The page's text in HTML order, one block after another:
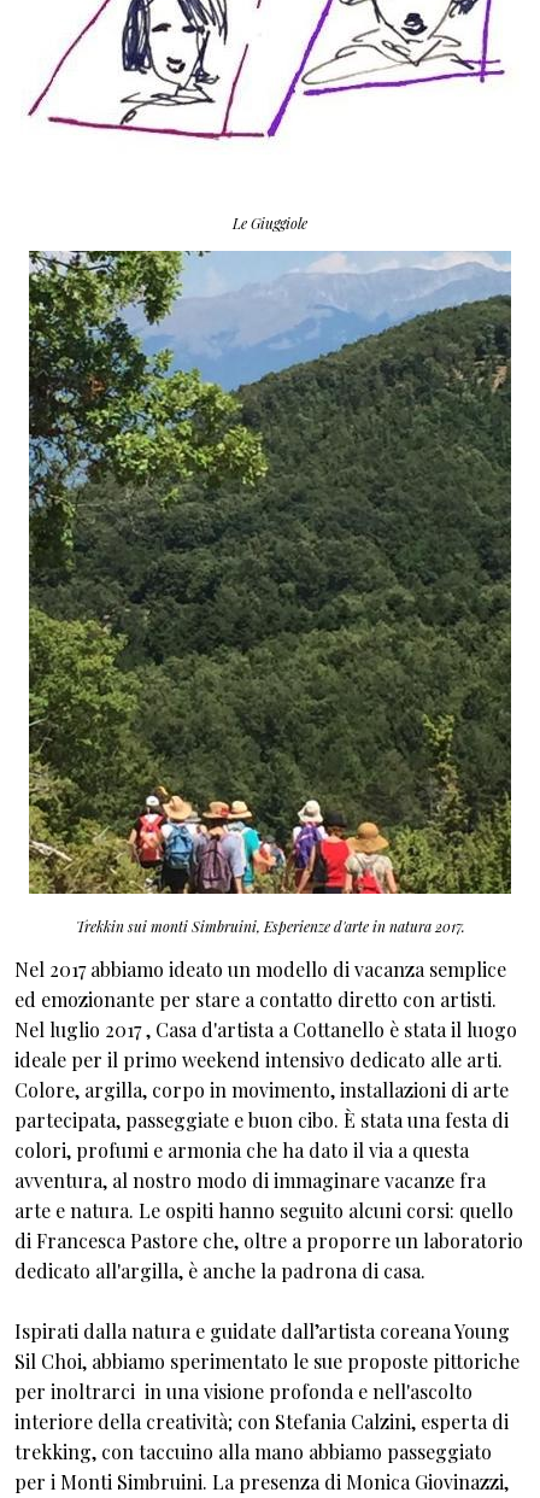
Le Giuggiole
Trekkin sui monti Simbruini, Esperienze d'arte in natura 2017.
Nel 2017 abbiamo ideato un modello di vacanza semplice
ed emozionante per stare a contatto diretto con artisti.
Nel luglio 2017 , Casa d'artista a Cottanello è stata il luogo
ideale per il primo weekend intensivo dedicato alle arti.
Colore, argilla, corpo in movimento, installazioni di arte
partecipata, passeggiate e buon cibo. È stata una festa di
colori, profumi e armonia che ha dato il via a questa
avventura, al nostro modo di immaginare vacanze fra
arte e natura. Le ospiti hanno seguito alcuni corsi: quello
di Francesca Pastore che, oltre a proporre un laboratorio
dedicato all'argilla, è anche la padrona di casa.
Ispirati dalla natura e guidate dall’artista coreana Young
Sil Choi, abbiamo sperimentato le sue proposte pittoriche
per inoltrarci in una visione profonda e nell'ascolto
interiore della creatività; con Stefania Calzini, esperta di
trekking, con taccuino alla mano abbiamo passeggiato
per i Monti Simbruini. La presenza di Monica Giovinazzi,